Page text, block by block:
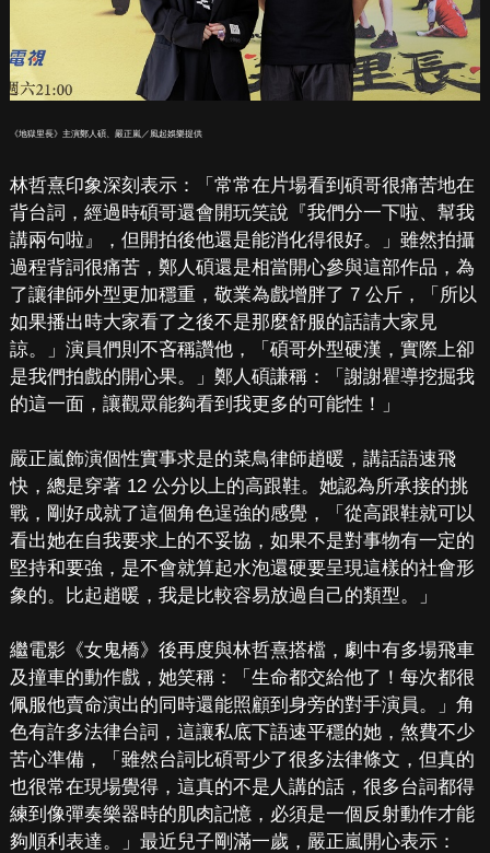
《地獄里長》主演鄭人碩、嚴正嵐／風起娛樂提供
林哲熹印象深刻表示：「常常在片場看到碩哥很痛苦地在
背台詞，經過時碩哥還會開玩笑說『我們分一下啦、幫我
講兩句啦』，但開拍後他還是能消化得很好。」雖然拍攝
過程背詞很痛苦，鄭人碩還是相當開心參與這部作品，為
了讓律師外型更加穩重，敬業為戲增胖了 7 公斤，「所以
如果播出時大家看了之後不是那麼舒服的話請大家見
諒。」演員們則不吝稱讚他，「碩哥外型硬漢，實際上卻
是我們拍戲的開心果。」鄭人碩謙稱：「謝謝瞿導挖掘我
的這一面，讓觀眾能夠看到我更多的可能性！」
嚴正嵐飾演個性實事求是的菜鳥律師趙暖，講話語速飛
快，總是穿著 12 公分以上的高跟鞋。她認為所承接的挑
戰，剛好成就了這個角色逞強的感覺，「從高跟鞋就可以
看出她在自我要求上的不妥協，如果不是對事物有一定的
堅持和要強，是不會就算起水泡還硬要呈現這樣的社會形
象的。比起趙暖，我是比較容易放過自己的類型。」
繼電影《女鬼橋》後再度與林哲熹搭檔，劇中有多場飛車
及撞車的動作戲，她笑稱：「生命都交給他了！每次都很
佩服他賣命演出的同時還能照顧到身旁的對手演員。」角
色有許多法律台詞，這讓私底下語速平穩的她，煞費不少
苦心準備，「雖然台詞比碩哥少了很多法律條文，但真的
也很常在現場覺得，這真的不是人講的話，很多台詞都得
練到像彈奏樂器時的肌肉記憶，必須是一個反射動作才能
夠順利表達。」最近兒子剛滿一歲，嚴正嵐開心表示：